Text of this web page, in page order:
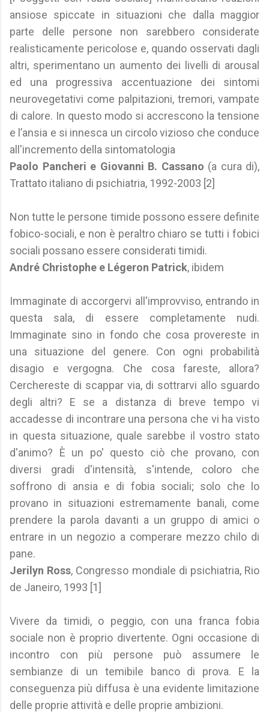
ansiose spiccate in situazioni che dalla maggior
parte delle persone non sarebbero considerate
realisticamente pericolose e, quando osservati dagli
altri, sperimentano un aumento dei livelli di arousal
ed una progressiva accentuazione dei sintomi
neurovegetativi come palpitazioni, tremori, vampate
di calore. In questo modo si accrescono la tensione
e l’ansia e si innesca un circolo vizioso che conduce
all'incremento della sintomatologia
Paolo Pancheri e Giovanni B. Cassano (a cura di),
Trattato italiano di psichiatria, 1992-2003 [2]
Non tutte le persone timide possono essere definite
fobico-sociali, e non è peraltro chiaro se tutti i fobici
sociali possano essere considerati timidi.
André Christophe e Légeron Patrick, ibidem
Immaginate di accorgervi all'improvviso, entrando in
questa sala, di essere completamente nudi.
Immaginate sino in fondo che cosa provereste in
una situazione del genere. Con ogni probabilità
disagio e vergogna. Che cosa fareste, allora?
Cerchereste di scappar via, di sottrarvi allo sguardo
degli altri? E se a distanza di breve tempo vi
accadesse di incontrare una persona che vi ha visto
in questa situazione, quale sarebbe il vostro stato
d'animo? È un po' questo ciò che provano, con
diversi gradi d'intensità, s'intende, coloro che
soffrono di ansia e di fobia sociali; solo che lo
provano in situazioni estremamente banali, come
prendere la parola davanti a un gruppo di amici o
entrare in un negozio a comperare mezzo chilo di
pane.
Jerilyn Ross, Congresso mondiale di psichiatria, Rio
de Janeiro, 1993 [1]
Vivere da timidi, o peggio, con una franca fobia
sociale non è proprio divertente. Ogni occasione di
incontro con più persone può assumere le
sembianze di un temibile banco di prova. E la
conseguenza più diffusa è una evidente limitazione
delle proprie attività e delle proprie ambizioni.